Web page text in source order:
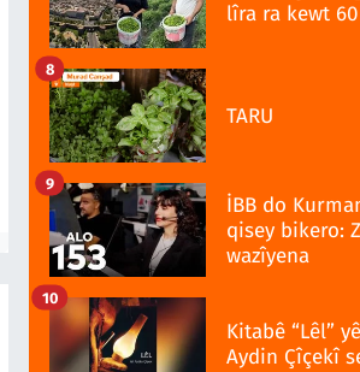
lîra ra kewt
TARU
8
İBB do
qisey bikero:
wazîyena
9
Kitabê “Lêl”
Aydin Çîçekî
10